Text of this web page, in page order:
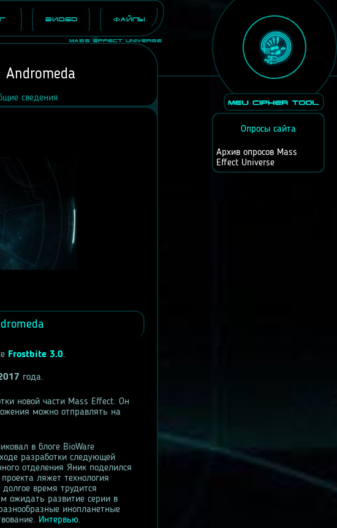
Mass Effect Universe
Видео Файлы
сведения
Andromeda
Frostbite 3.0.
года.
новой части Mass Effect. Он
можно отправлять на
в блоге BioWare
разработки следующей
отделения Яник поделился
ляжет технология
время трудится
ожидать развитие серии в
инопланетные
Интервью.
Опросы сайта
Архив опросов Mass
Effect Universe